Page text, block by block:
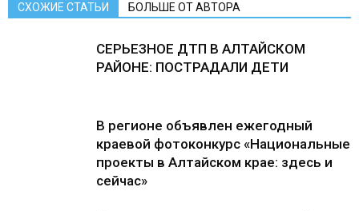
СХОЖИЕ СТАТЬИ БОЛЬШЕ ОТ АВТОРА
СЕРЬЕЗНОЕ ДТП В АЛТАЙСКОМ
РАЙОНЕ: ПОСТРАДАЛИ ДЕТИ
В регионе объявлен ежегодный
краевой фотоконкурс «Национальные
проекты в Алтайском крае: здесь и
сейчас»